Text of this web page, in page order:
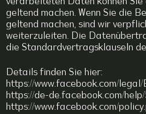
geltend machen. Wenn Sie die
geltend machen, sind wir
weiterzuleiten. Die
die Standardvertragsklauseln
Details finden Sie hier:
https://www.facebook.com/
https://de-de.facebook.com/
https://www.facebook.com/